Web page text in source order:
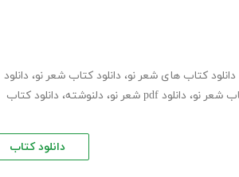
دانلود کتاب های شعر نو، دانلود کتاب شعر نو، دانلود
، دانلود pdf شعر نو ، دلنوشته، دانلود کتاب
دانلود کتاب